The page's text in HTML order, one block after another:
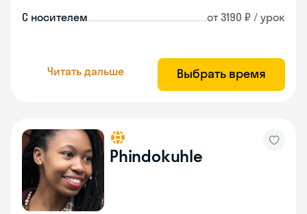
С носителем от 3190 ₽ / урок
Читать дальше Выбрать время
Phindokuhle